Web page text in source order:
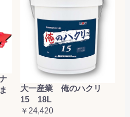
大一産業 俺のハクリ
15 18L
￥24,420